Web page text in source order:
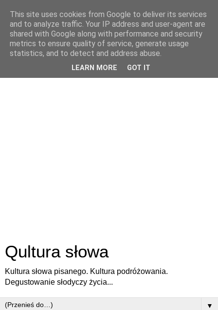
Qultura słowa
Kultura słowa pisanego. Kultura podróżowania.
Degustowanie słodyczy życia...
▼
This site uses cookies from Google to deliver its services
and to analyze traffic. Your IP address and user-agent are
shared with Google along with performance and security
metrics to ensure quality of service, generate usage
statistics, and to detect and address abuse.
LEARN MORE GOT IT